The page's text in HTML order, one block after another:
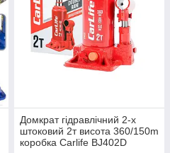
Домкрат гідравлічний 2-х
штоковий 2т висота 360/150m
коробка Carlife BJ402D